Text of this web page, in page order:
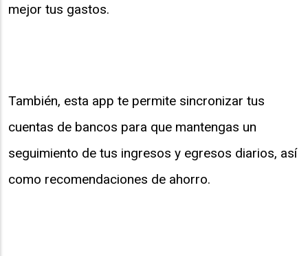
mejor tus gastos.
También, esta app te permite sincronizar tus
cuentas de bancos para que mantengas un
seguimiento de tus ingresos y egresos diarios, así
como recomendaciones de ahorro.